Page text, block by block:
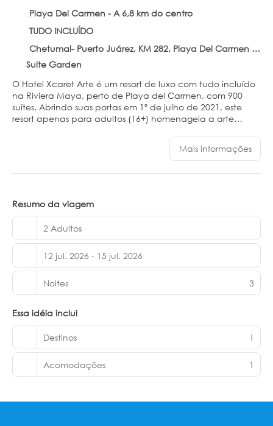
Playa Del Carmen - A 6,8 km do centro
TUDO INCLUÍDO
Chetumal- Puerto Juárez, KM 282, Playa Del Carmen 77710
Suite Garden
O Hotel Xcaret Arte é um resort de luxo com tudo incluído
na Riviera Maya, perto de Playa del Carmen, com 900
suítes. Abrindo suas portas em 1º de julho de 2021, este
resort apenas para adultos (16+) homenageia a arte
exclusivos: dança, cerâmica, tecelagem, pintura e
culinária vegana. A experiência com tudo incluído se
icônicos em Cancun e na Riviera Maya, incluindo Xcaret,
transporte de e para os parques também estão incluídos.
Cada suíte é decorada de forma única com decoração
depósito de segurança de $4. 000 MXN é exigido no
check-in e reembolsado na partida.
Mais informações
Resumo da viagem
2 Adultos
12 jul. 2026 - 15 jul. 2026
Noites 3
Essa idéia inclui
Destinos 1
Acomodações 1